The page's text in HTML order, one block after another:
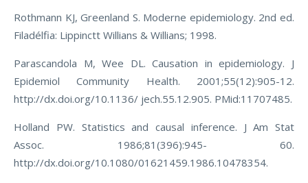
Rothmann KJ, Greenland S. Moderne epidemiology. 2nd ed.
Filadélfia: Lippinctt Willians & Willians; 1998.
Parascandola M, Wee DL. Causation in epidemiology. J
Epidemiol Community Health. 2001;55(12):905-12.
http://dx.doi.org/10.1136/ jech.55.12.905. PMid:11707485.
Holland PW. Statistics and causal inference. J Am Stat
Assoc. 1986;81(396):945- 60.
http://dx.doi.org/10.1080/01621459.1986.10478354.